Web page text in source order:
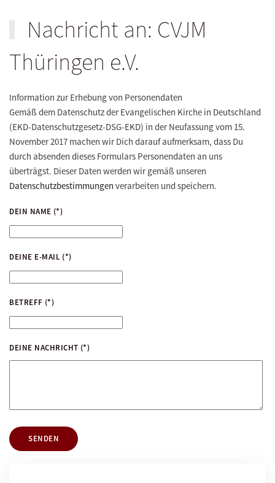
Nachricht an: CVJM
Thüringen e.V.
Information zur Erhebung von Personendaten
Gemäß dem Datenschutz der Evangelischen Kirche in Deutschland
(EKD-Datenschutzgesetz-DSG-EKD) in der Neufassung vom 15.
November 2017 machen wir Dich darauf aufmerksam, dass Du
durch absenden dieses Formulars Personendaten an uns
überträgst. Dieser Daten werden wir gemäß unseren
Datenschutzbestimmungen verarbeiten und speichern.
DEIN NAME (*)
DEINE E-MAIL (*)
BETREFF (*)
DEINE NACHRICHT (*)
SENDEN